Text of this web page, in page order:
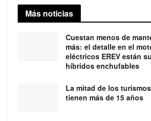
Más noticias
Cuestan menos de
más: el detalle en el
eléctricos EREV están
híbridos enchufables
La mitad de los
tienen más de 15 años